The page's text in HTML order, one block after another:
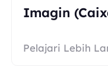
Imagin
Pelajari Lebih